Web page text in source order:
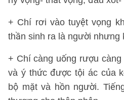
+ Chí rơi vào tuyệt vọng
thần sinh ra là người
+ Chí càng uống rượu
và ý thức được tội ác của
bộ mặt và hồn người.